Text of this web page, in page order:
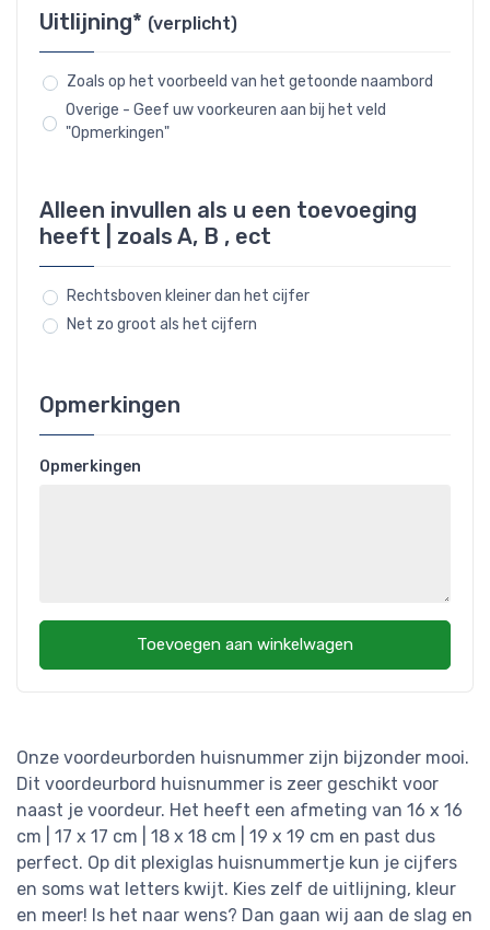
Onze voordeurborden huisnummer zijn bijzonder mooi.
Dit voordeurbord huisnummer is zeer geschikt voor
naast je voordeur. Het heeft een afmeting van 16 x 16
cm | 17 x 17 cm | 18 x 18 cm | 19 x 19 cm en past dus
perfect. Op dit plexiglas huisnummertje kun je cijfers
en soms wat letters kwijt. Kies zelf de uitlijning, kleur
en meer! Is het naar wens? Dan gaan wij aan de slag en
Uitlijning* (verplicht)
Zoals op het voorbeeld van het getoonde naambord
Overige - Geef uw voorkeuren aan bij het veld
"Opmerkingen"
Alleen invullen als u een toevoeging
heeft | zoals A, B , ect
Rechtsboven kleiner dan het cijfer
Net zo groot als het cijfern
Opmerkingen
Opmerkingen
Toevoegen aan winkelwagen